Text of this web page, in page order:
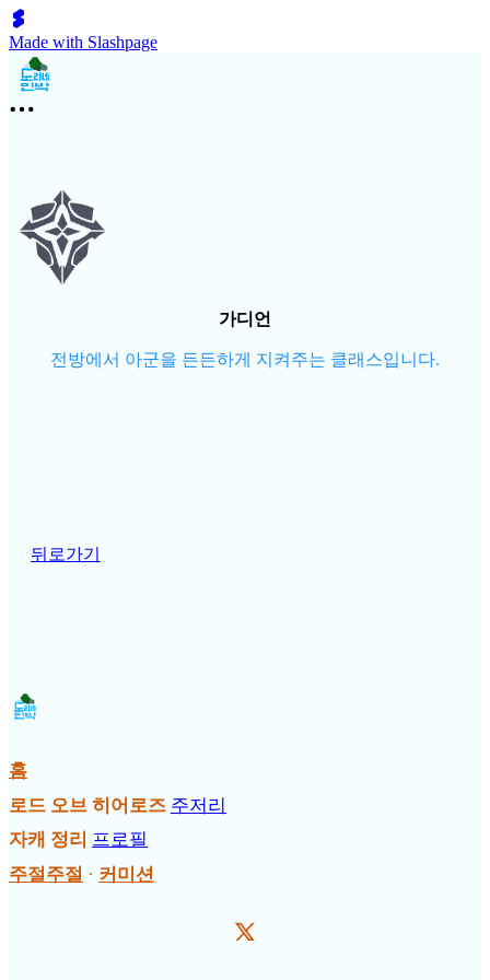
Made with Slashpage
가디언
전방에서 아군을 든든하게 지켜주는 클래스입니다.
뒤로가기
홈
로드 오브 히어로즈 주저리
자캐 정리 프로필
주절주절 · 커미션